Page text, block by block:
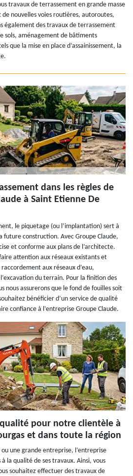
travaux de terrassement en grande masse
nouvelles voies routières, autoroutes,
également des travaux de terrassement
sols, aménagement de bâtiments
que la mise en place d’assainissement, la
dans les règles de
à Saint Etienne De
le piquetage (ou l’implantation) sert à
future construction. Avec Groupe Claude,
et conforme aux plans de l’architecte.
attention aux réseaux existants et
aux réseaux d’eau,
du terrain. Pour la finition des
nous assurerons que le fond de fouilles soit
bénéficier d’un service de qualité
confiance à l’entreprise Groupe Claude.
pour notre clientèle à
et dans toute la région
une grande entreprise, l’entreprise
la qualité de ses travaux. Ainsi, vous
souhaitez effectuer des travaux de